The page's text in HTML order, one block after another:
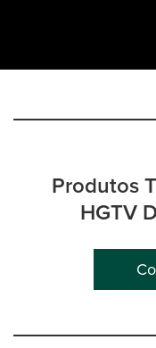
Produtos
HGTV